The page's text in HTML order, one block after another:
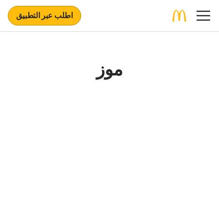
اطلب عبر التطبيق
موز